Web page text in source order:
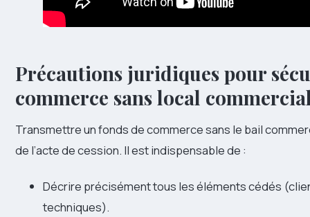
Précautions juridiques pour
commerce sans local
Transmettre un fonds de commerce sans le bail
de l’acte de cession. Il est indispensable de :
Décrire précisément tous les éléments cédés
techniques).